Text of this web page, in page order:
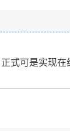
式可是实现在